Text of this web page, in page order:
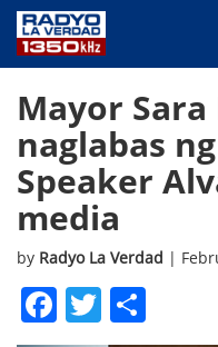
PUBLIC SERVICE
ANNOUNCEMENTS
PROGRAMS
ABOUT
Mayor
naglabas
Speaker
media
by Radyo La Verdad |
Facebook
Twitter